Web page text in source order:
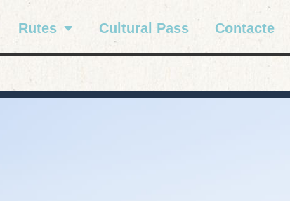
Rutes Cultural Pass Contacte